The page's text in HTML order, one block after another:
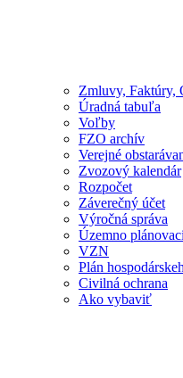
Zmluvy, Faktúry,
Úradná tabuľa
Voľby
FZO archív
Verejné
Zvozový kalendár
Rozpočet
Záverečný účet
Výročná správa
Územno
VZN
Plán
Civilná ochrana
Ako vybaviť